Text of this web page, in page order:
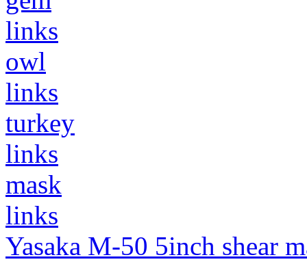
links
owl
links
turkey
links
mask
links
Yasaka M-50 5inch shear